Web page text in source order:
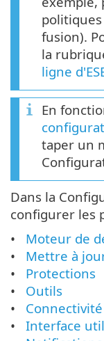
fusion).
la
ligne
En
taper un
Dans la
configurer les
Moteur de
Mettre à
Protections
Outils
Connectivité
Interface